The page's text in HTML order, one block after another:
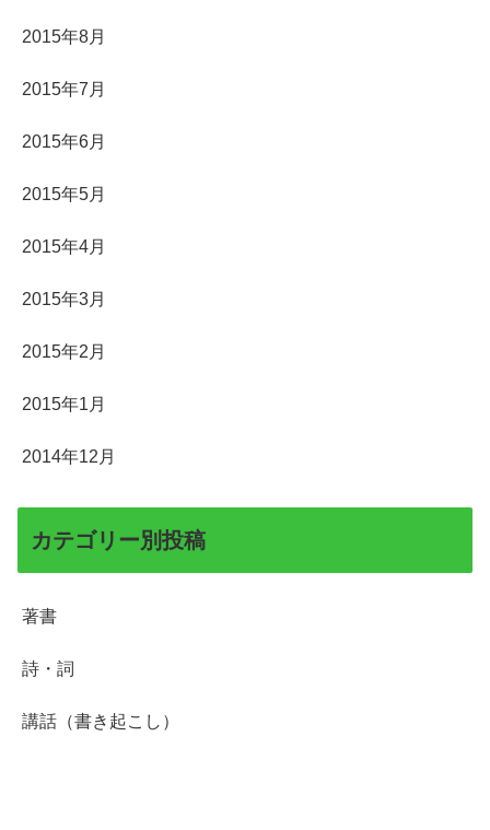
2015年8月
2015年7月
2015年6月
2015年5月
2015年4月
2015年3月
2015年2月
2015年1月
2014年12月
カテゴリー別投稿
著書
詩・詞
講話（書き起こし）